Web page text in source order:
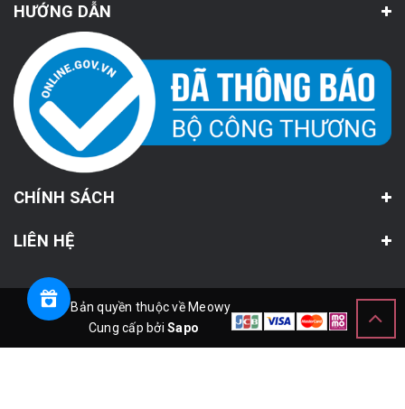
HƯỚNG DẪN
CHÍNH SÁCH
LIÊN HỆ
© Bản quyền thuộc về Meowy
Cung cấp bởiSapo